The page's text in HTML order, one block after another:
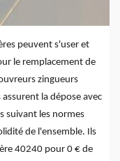
peuvent s'user et
le remplacement de
zingueurs
la dépose avec
suivant les normes
de l'ensemble. Ils
40240 pour 0 € de